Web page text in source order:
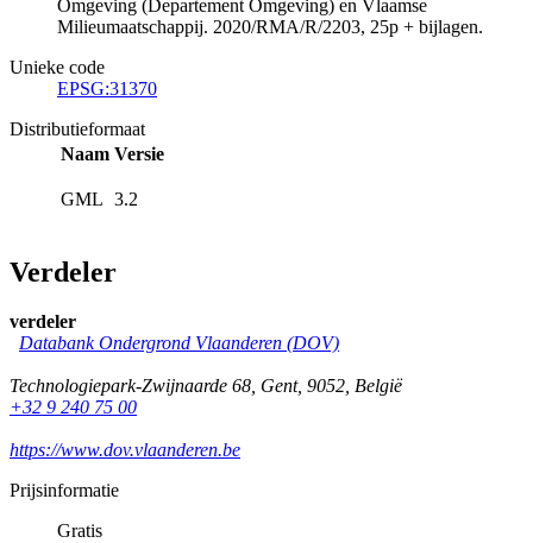
Omgeving (Departement Omgeving) en Vlaamse
Milieumaatschappij. 2020/RMA/R/2203, 25p + bijlagen.
Unieke code
EPSG:31370
Distributieformaat
Naam Versie
GML 3.2
Verdeler
verdeler
Databank Ondergrond Vlaanderen (DOV)
Technologiepark-Zwijnaarde 68, Gent, 9052, België
+32 9 240 75 00
https://www.dov.vlaanderen.be
Prijsinformatie
Gratis